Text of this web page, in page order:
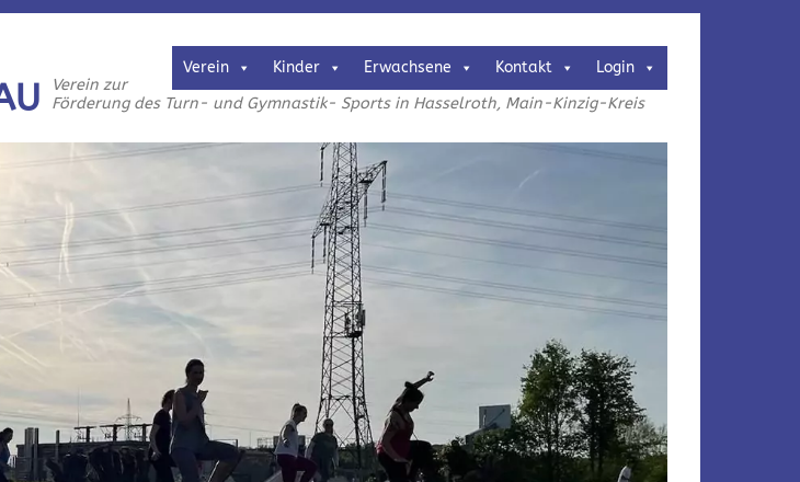
Verein Kinder Erwachsene Kontakt Login
Verein zur
Förderung des Turn- und Gymnastik- Sports in Hasselroth, Main-Kinzig-Kreis